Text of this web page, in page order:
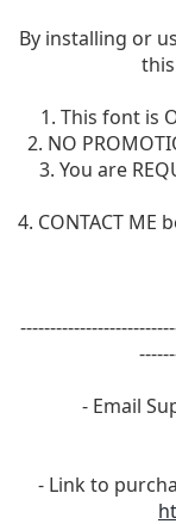
By installing or
1. This font is
2. NO
3. You are
4. CONTACT
- Email
- Link to